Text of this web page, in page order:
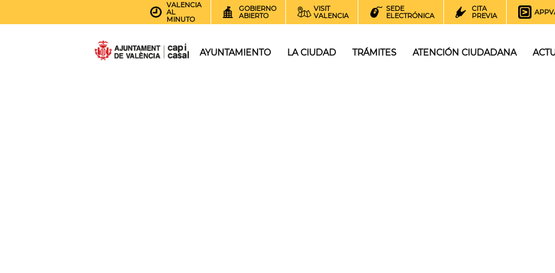
VALENCIA
AL
MINUTO
GOBIERNO
ABIERTO
VISIT
VALENCIA
SEDE
ELECTRÓNICA
CITA
PREVIA
AYUNTAMIENTO LA CIUDAD TRÁMITES ATENCIÓN CIUDADANA